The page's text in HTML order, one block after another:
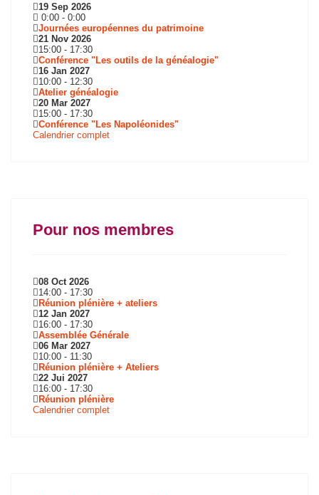
19 Sep 2026
0:00 - 0:00
Journées européennes du patrimoine
21 Nov 2026
15:00 - 17:30
Conférence "Les outils de la généalogie"
16 Jan 2027
10:00 - 12:30
Atelier généalogie
20 Mar 2027
15:00 - 17:30
Conférence "Les Napoléonides"
Calendrier complet
Pour nos membres
08 Oct 2026
14:00 - 17:30
Réunion plénière + ateliers
12 Jan 2027
16:00 - 17:30
Assemblée Générale
06 Mar 2027
10:00 - 11:30
Réunion plénière + Ateliers
22 Jui 2027
16:00 - 17:30
Réunion plénière
Calendrier complet